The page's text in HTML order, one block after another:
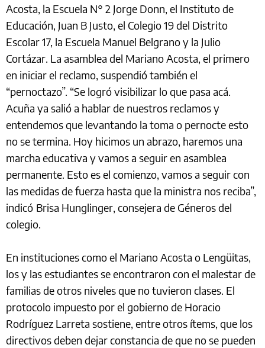
Acosta, la Escuela N° 2 Jorge Donn, el Instituto de
Educación, Juan B Justo, el Colegio 19 del Distrito
Escolar 17, la Escuela Manuel Belgrano y la Julio
Cortázar. La asamblea del Mariano Acosta, el primero
en iniciar el reclamo, suspendió también el
“pernoctazo”. “Se logró visibilizar lo que pasa acá.
Acuña ya salió a hablar de nuestros reclamos y
entendemos que levantando la toma o pernocte esto
no se termina. Hoy hicimos un abrazo, haremos una
marcha educativa y vamos a seguir en asamblea
permanente. Esto es el comienzo, vamos a seguir con
las medidas de fuerza hasta que la ministra nos reciba”,
indicó Brisa Hunglinger, consejera de Géneros del
colegio.
En instituciones como el Mariano Acosta o Lengüitas,
los y las estudiantes se encontraron con el malestar de
familias de otros niveles que no tuvieron clases. El
protocolo impuesto por el gobierno de Horacio
Rodríguez Larreta sostiene, entre otros ítems, que los
directivos deben dejar constancia de que no se pueden